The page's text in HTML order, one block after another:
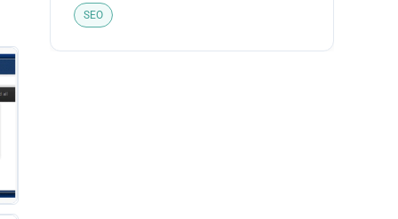
SEO